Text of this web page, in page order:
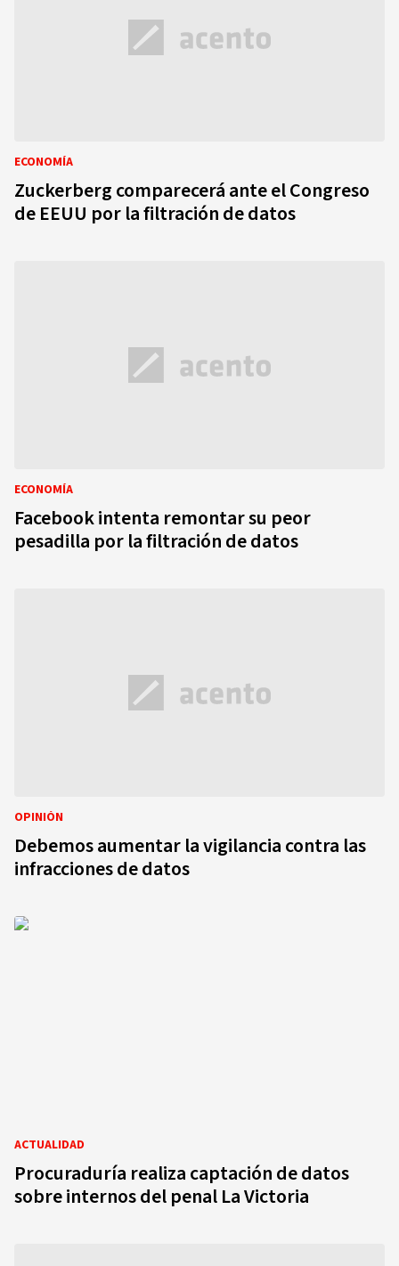
ECONOMÍA
Zuckerberg comparecerá ante el Congreso
de EEUU por la filtración de datos
ECONOMÍA
Facebook intenta remontar su peor
pesadilla por la filtración de datos
OPINIÓN
Debemos aumentar la vigilancia contra las
infracciones de datos
ACTUALIDAD
Procuraduría realiza captación de datos
sobre internos del penal La Victoria